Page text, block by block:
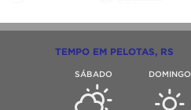
TEMPO EM PELOTAS, RS
SÁBADO DOMINGO